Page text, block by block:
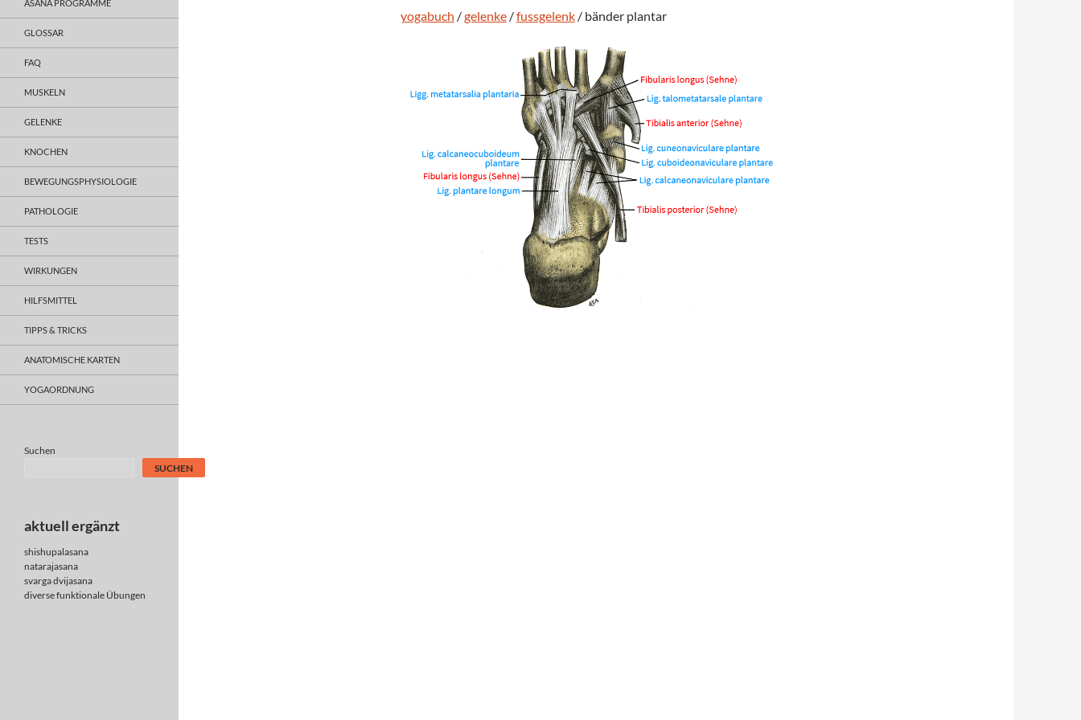
yogabuch /gelenke/fussgelenk/ bänder plantar
ASANA PROGRAMME
GLOSSAR
FAQ
MUSKELN
GELENKE
KNOCHEN
BEWEGUNGSPHYSIOLOGIE
PATHOLOGIE
TESTS
WIRKUNGEN
HILFSMITTEL
TIPPS & TRICKS
ANATOMISCHE KARTEN
YOGAORDNUNG
Suchen
SUCHEN
aktuell ergänzt
shishupalasana
natarajasana
svarga dvijasana
diversefunktionale Übungen